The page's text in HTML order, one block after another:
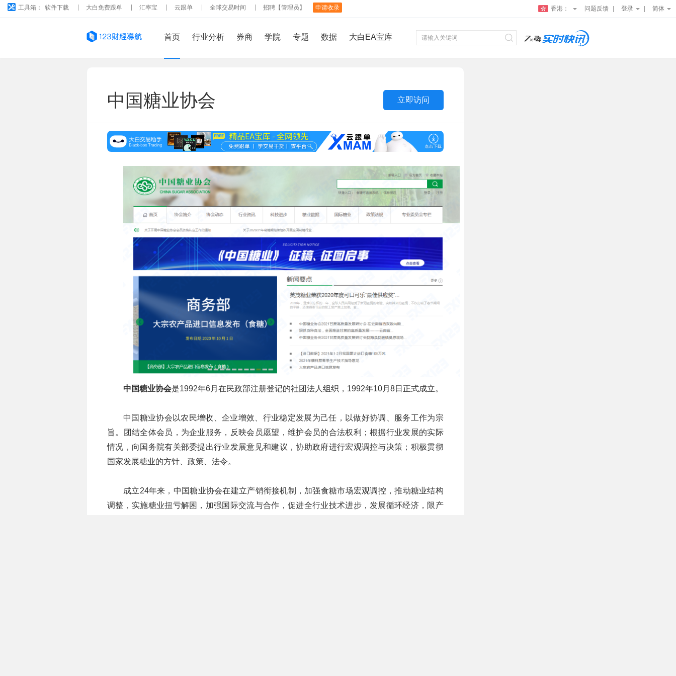
工具箱： 软件下载 大白免费跟单 汇率宝 云跟单 全球交易时间 招聘【管理员】 申请收录 香港： 问题反馈 登录 简体
首页 行业分析 券商 学院 专题 数据 大白EA宝库
中国糖业协会 立即访问
中国糖业协会是1992年6月在民政部注册登记的社团法人组织，1992年10月8日正式成立。
中国糖业协会以农民增收、企业增效、行业稳定发展为己任，以做好协调、服务工作为宗
旨。团结全体会员，为企业服务，反映会员愿望，维护会员的合法权利；根据行业发展的实际
情况，向国务院有关部委提出行业发展意见和建议，协助政府进行宏观调控与决策；积极贯彻
国家发展糖业的方针、政策、法令。
成立24年来，中国糖业协会在建立产销衔接机制，加强食糖市场宏观调控，推动糖业结构
调整，实施糖业扭亏解困，加强国际交流与合作，促进全行业技术进步，发展循环经济，限产